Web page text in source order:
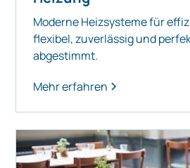
Moderne Heizsysteme für
flexibel, zuverlässig und
abgestimmt.
Mehr erfahren